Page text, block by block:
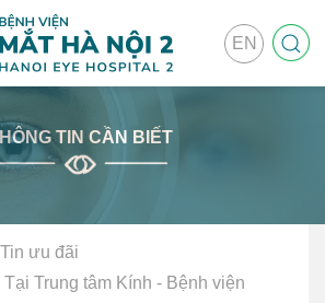
EN
TIN CẦN BIẾT
Tin ưu đãi
Trung tâm Kính - Bệnh viện